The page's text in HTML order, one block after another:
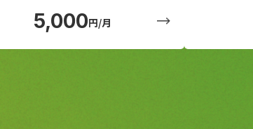
5,000円/月